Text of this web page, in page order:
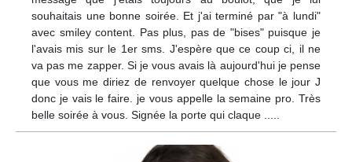
souhaitais une bonne soirée. Et j'ai terminé par "à lundi"
avec smiley content. Pas plus, pas de "bises" puisque je
l'avais mis sur le 1er sms. J'espère que ce coup ci, il ne
va pas me zapper. Si je vous avais là aujourd'hui je pense
que vous me diriez de renvoyer quelque chose le jour J
donc je vais le faire. je vous appelle la semaine pro. Très
belle soirée à vous. Signée la porte qui claque .....